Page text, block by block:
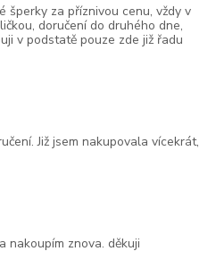
šperky za příznivou cenu, vždy v
doručení do druhého dne,
v podstatě pouze zde již řadu
Již jsem nakupovala vícekrát,
nakoupím znova. děkuji